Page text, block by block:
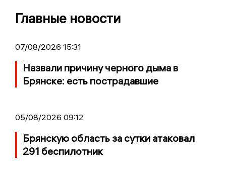
Главные новости
07/08/2026 15:31
Назвали причину черного дыма в
Брянске: есть пострадавшие
05/08/2026 09:12
Брянскую область за сутки атаковал
291 беспилотник